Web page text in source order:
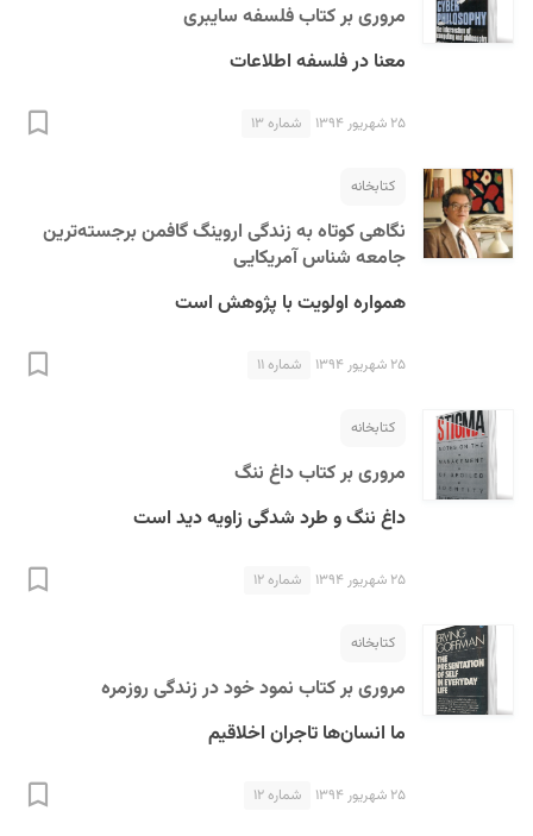
مروری بر کتاب فلسفه سایبری
معنا در فلسفه اطلاعات
۲۵ شهریور ۱۳۹۴ شماره ۱۳
کتابخانه
نگاهی کوتاه به زندگی اروینگ گافمن برجسته‌ترین
جامعه شناس آمریکایی
همواره اولویت با پژوهش است
۲۵ شهریور ۱۳۹۴ شماره ۱۱
کتابخانه
مروری بر کتاب داغ ننگ
داغ ننگ و طرد شدگی زاویه دید است
۲۵ شهریور ۱۳۹۴ شماره ۱۲
کتابخانه
مروری بر کتاب نمود خود در زندگی روزمره
ما انسان‌ها تاجران اخلاقیم
۲۵ شهریور ۱۳۹۴ شماره ۱۲